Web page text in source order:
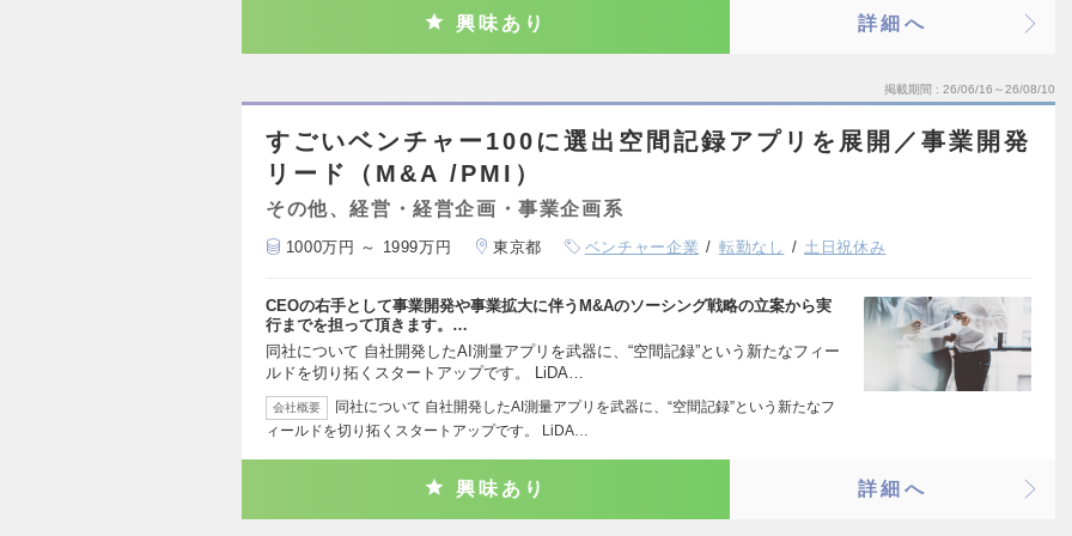
興味あり 詳細へ
掲載期間 26/06/16～26/08/10
すごいベンチャー100に選出空間記録アプリを展開／事業開発
リード（M&A /PMI）
その他、経営・経営企画・事業企画系
1000万円 ～ 1999万円 東京都 ベンチャー企業 転勤なし 土日祝休み
CEOの右手として事業開発や事業拡大に伴うM&Aのソーシング戦略の立案から実
行までを担って頂きます。…
同社について 自社開発したAI測量アプリを武器に、“空間記録”という新たなフィー
ルドを切り拓くスタートアップです。 LiDA…
会社概要
同社について 自社開発したAI測量アプリを武器に、“空間記録”という新たなフ
ィールドを切り拓くスタートアップです。 LiDA…
興味あり 詳細へ